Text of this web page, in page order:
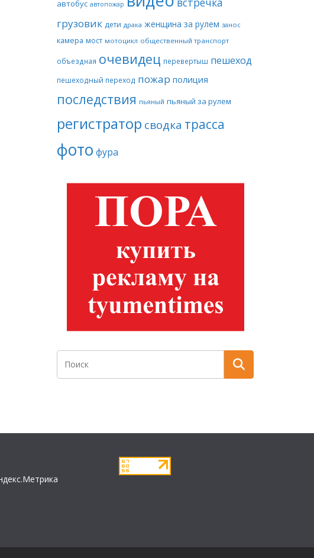
автобус автопожар
грузовик дети драка женщина за рулем занос
камера мост мотоцикл общественный транспорт
объездная очевидец перевертыш пешеход
пешеходный переход пожар полиция
последствия пьяный пьяный за рулем
регистратор сводка трасса
фото фура